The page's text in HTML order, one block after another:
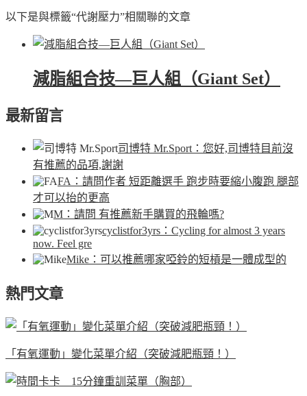
以下是與標籤“代謝壓力”相關聯的文章
減脂組合技—巨人組（Giant Set）
最新留言
司博特 Mr.Sport ：您好,司博特目前沒
有推薦的品項,謝謝
FA ：請問作者 短距離選手 跑步時要縮小腹跑 腿部
才可以抬的更高
M ：請問 有推薦新手購買的飛輪嗎?
cyclistfor3yrs ：Cycling for almost 3 years
now. Feel gre
Mike ：可以推薦哪家啞鈴的短槓是一體成型的
熱門文章
「有氧運動」變化菜單介紹（突破減肥瓶頸！）